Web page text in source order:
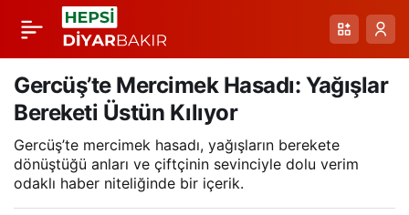
Gercüş’te Mercimek Hasadı: Yağışlar
Bereketi Üstün Kılıyor
Gercüş’te mercimek hasadı, yağışların berekete
dönüştüğü anları ve çiftçinin sevinciyle dolu verim
odaklı haber niteliğinde bir içerik.
Akdağ’da Böcek
Sürüsü Gökyüzünü
Boyadı: Sıcaklıkla
Gelen Yoğunluk
Paylaş